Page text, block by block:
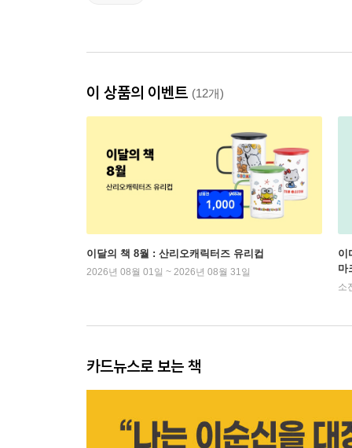
이 상품의 이벤트 (12개)
이달의 책 8월 : 산리오캐릭터즈 유리컵
2026년 08월 01일 ~ 2026년 08월 31일
이
마
소
카드뉴스로 보는 책